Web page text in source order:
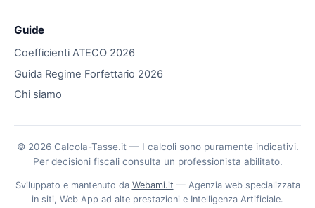
Guide
Coefficienti ATECO 2026
Guida Regime Forfettario 2026
Chi siamo
© 2026 Calcola-Tasse.it — I calcoli sono puramente indicativi.
Per decisioni fiscali consulta un professionista abilitato.
Sviluppato e mantenuto da Webami.it — Agenzia web specializzata
in siti, Web App ad alte prestazioni e Intelligenza Artificiale.